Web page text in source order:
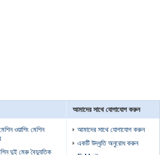
ওয়াশিং মেশিন
দুই মেরু বৈদ্যুতিক
আমাদের সাথে যোগাযোগ করুন
আমাদের সাথে যোগাযোগ করুন
একটি উদ্ধৃতি অনুরোধ করুন